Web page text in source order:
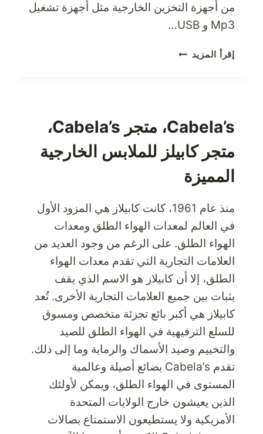
من أجهزة التخزين الخارجية مثل أجهزة تشغيل
Mp3 و USB…
إقرأ المزيد استمتع
كل
الذاكرة
Cabela’s، متجر Cabela’s،
متجر كابيلز للملابس الخارجية
المميزة
منذ عام 1961، كانت كابيلاز هي المزود الأول
في العالم لمعدات الهواء الطلق ومعدات
الهواء الطلق. على الرغم من وجود العديد من
العلامات التجارية التي تقدم معدات الهواء
الطلق، إلا أن كابيلاز هو الاسم الذي يقف
بثبات بين جميع العلامات التجارية الأخرى. تُعد
كابيلاز هي أكبر بائع تجزئة متخصص ومسوق
للسلع الترفيهية في الهواء الطلق للصيد
والتخييم وصيد الأسماك والرماية وما إلى ذلك.
تقدم Cabela’s بضائع أصيلة وعالمية
المستوى في الهواء الطلق، ويمكن لأولئك
الذين يعيشون خارج الولايات المتحدة
الأمريكية ولا يستطيعون الاستمتاع بصالات